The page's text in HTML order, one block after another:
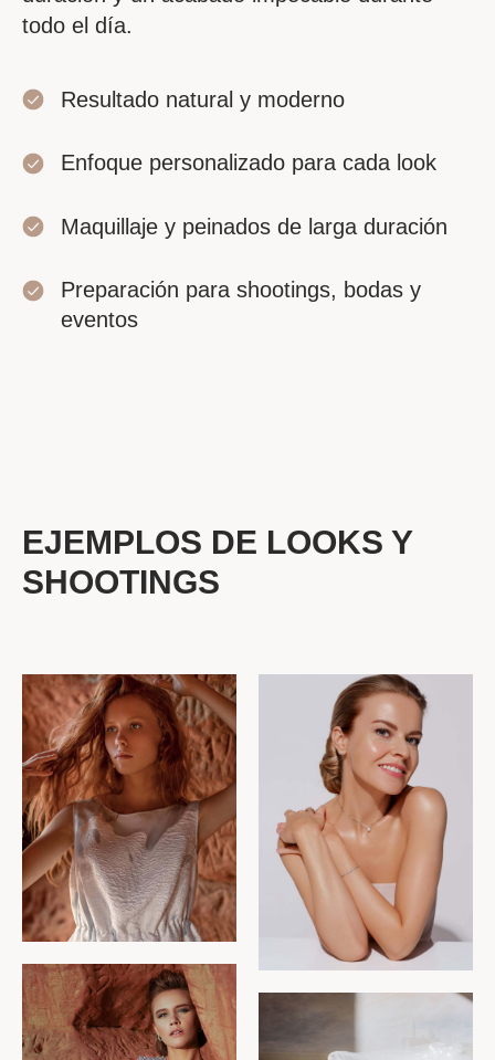
todo el día.
Resultado natural y moderno
Enfoque personalizado para cada look
Maquillaje y peinados de larga duración
Preparación para shootings, bodas y
eventos
EJEMPLOS DE LOOKS Y
SHOOTINGS